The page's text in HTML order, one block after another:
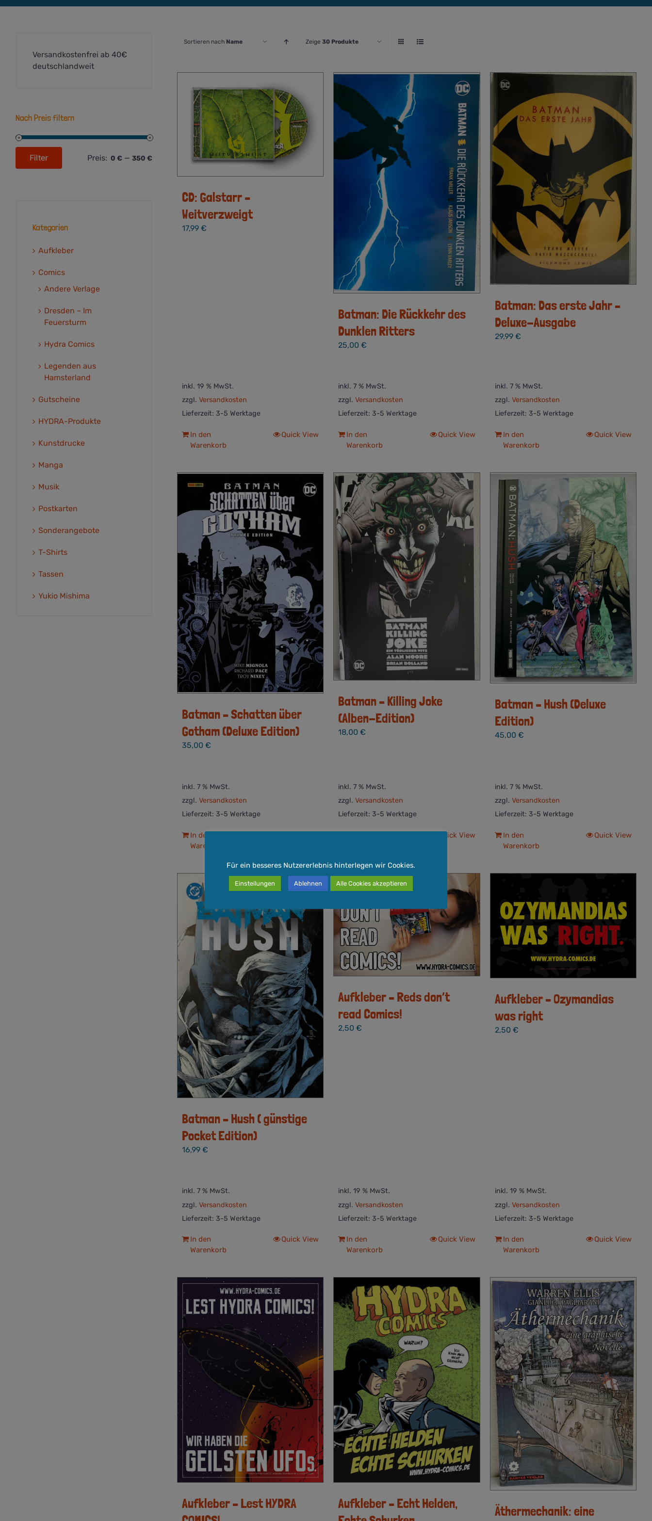
Sortieren nach Name Zeige 30 Produkte
CD: Galstarr –
Weitverzweigt
17,99 €
inkl. 19 % MwSt.
zzgl. Versandkosten
Lieferzeit: 3-5 Werktage
In den
Warenkorb
Quick View
Batman: Die Rückkehr des
Dunklen Ritters
25,00€
inkl. 7 % MwSt.
zzgl.Versandkosten
Lieferzeit: 3-5 Werktage
In den
Warenkorb
Quick View
Batman: Das erste Jahr –
Deluxe-Ausgabe
29,99 €
inkl. 7 % MwSt.
zzgl. Versandkosten
Lieferzeit: 3-5 Werktage
In den
Warenkorb
Quick View
Batman – Schatten über
Gotham (Deluxe Edition)
35,00 €
inkl. 7 % MwSt.
zzgl. Versandkosten
Lieferzeit: 3-5 Werktage
In den
Warenkorb
Batman – Killing Joke
(Alben-Edition)
18,00€
inkl. 7 % MwSt.
zzgl.Versandkosten
Lieferzeit: 3-5 Werktage
Quick View
Batman – Hush (Deluxe
Edition)
45,00 €
inkl. 7 % MwSt.
zzgl. Versandkosten
Lieferzeit: 3-5 Werktage
In den
Warenkorb
Quick View
Batman – Hush ( günstige
Pocket Edition)
16,99 €
inkl. 7 % MwSt.
zzgl. Versandkosten
Lieferzeit: 3-5 Werktage
In den
Warenkorb
Quick View
Aufkleber – Reds don’t
read Comics!
2,50€
inkl. 19 % MwSt.
zzgl.Versandkosten
Lieferzeit: 3-5 Werktage
In den
Warenkorb
Quick View
Aufkleber – Ozymandias
was right
2,50 €
inkl. 19 % MwSt.
zzgl. Versandkosten
Lieferzeit: 3-5 Werktage
In den
Warenkorb
Quick View
Aufkleber – Lest HYDRA
Aufkleber – Echt Helden,
Äthermechanik: eine
Versandkostenfrei ab 40€
deutschlandweit
Nach Preis filtern
Max.
Filter Preis: 0 €— 350 €
Kategorien
Aufkleber
Comics
Andere Verlage
Dresden – Im
Feuersturm
Hydra Comics
Legenden aus
Hamsterland
Gutscheine
HYDRA-Produkte
Kunstdrucke
Manga
Musik
Postkarten
Sonderangebote
T-Shirts
Tassen
Yukio Mishima
Für ein besseres Nutzererlebnis hinterlegen wir Cookies.
Einstellungen Ablehnen Alle Cookies akzeptieren